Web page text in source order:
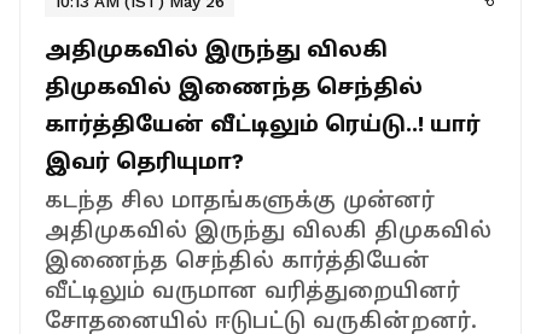
அதிமுகவில் இருந்து விலகி
திமுகவில் இணைந்த செந்தில்
கார்த்தியேன் வீட்டிலும் ரெய்டு..! யார்
இவர் தெரியுமா?
கடந்த சில மாதங்களுக்கு முன்னர்
அதிமுகவில் இருந்து விலகி திமுகவில்
இணைந்த செந்தில் கார்த்தியேன்
வீட்டிலும் வருமான வரித்துறையினர்
சோதனையில் ஈடுபட்டு வருகின்றனர்.